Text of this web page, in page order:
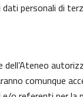
personali di
comunque